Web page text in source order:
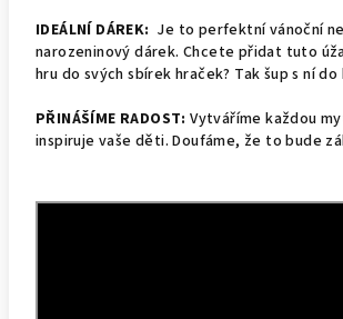
IDEÁLNÍ DÁREK: Je to perfektní vánoční
narozeninový dárek. Chcete přidat tuto
hru do svých sbírek hraček? Tak šup s ní do
PŘINÁŠÍME RADOST: Vytváříme každou
inspiruje vaše děti. Doufáme, že to bude